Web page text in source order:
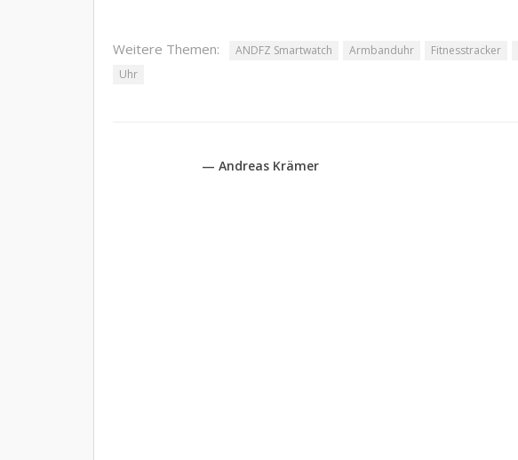
Weitere Themen: ANDFZ Smartwatch Armbanduhr Fitnesstracker
Uhr
— Andreas Krämer